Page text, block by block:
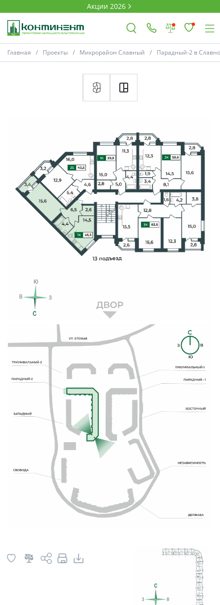
Акции 2026
Новости
Выбор недвижимости
Свои Люди
Работа
О компании
Онлайн-запись
Главная Проекты Микрорайон Славный Парадный-2 в
План Комнатность
* Скидки предоставляются в